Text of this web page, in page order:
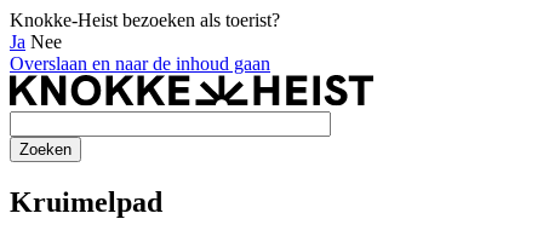
Knokke-Heist bezoeken als toerist?
Ja Nee
Overslaan en naar de inhoud gaan
Kruimelpad